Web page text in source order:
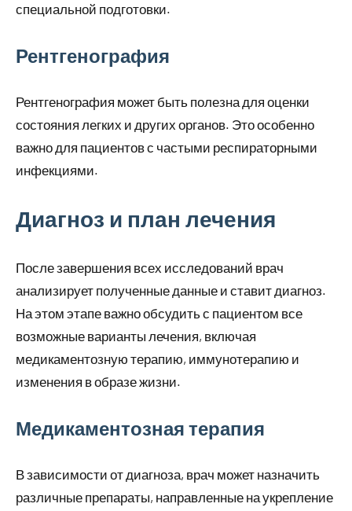
специальной подготовки.
Рентгенография
Рентгенография может быть полезна для оценки
состояния легких и других органов. Это особенно
важно для пациентов с частыми респираторными
инфекциями.
Диагноз и план лечения
После завершения всех исследований врач
анализирует полученные данные и ставит диагноз.
На этом этапе важно обсудить с пациентом все
возможные варианты лечения, включая
медикаментозную терапию, иммунотерапию и
изменения в образе жизни.
Медикаментозная терапия
В зависимости от диагноза, врач может назначить
различные препараты, направленные на укрепление